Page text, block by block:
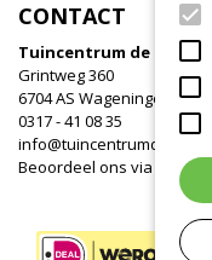
CONTACT
Tuincentrum de Oude
Grintweg 360
6704 AS Wageningen
0317 - 41 08 35
Beoordeel ons via
Google